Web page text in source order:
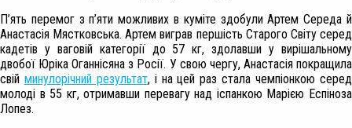
П’ять перемог з п’яти можливих в куміте здобули Артем Середа й
Анастасія Мястковська. Артем виграв першість Старого Світу серед
кадетів у ваговій категорії до 57 кг, здолавши у вирішальному
двобої Юріка Оганнісяна з Росії. У свою чергу, Анастасія покращила
свій минулорічний результат, і на цей раз стала чемпіонкою серед
молоді в 55 кг, отримавши перевагу над іспанкою Марією Еспіноза
Лопез.